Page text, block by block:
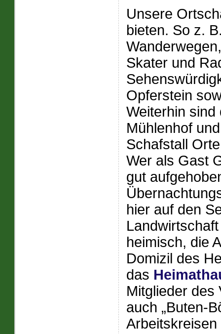
Unsere
bieten. So z.
Skater und
Opferstein
Weiterhin sind
Mühlenhof
Schafstall
Wer als Gast
gut
hier auf den
heimisch, die
Domizil des
das
Mitglieder des
auch „Buten-